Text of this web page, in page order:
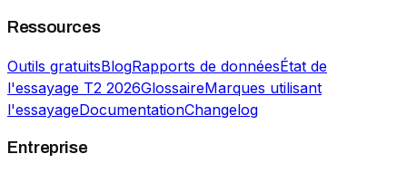
Ressources
Outils gratuitsBlogRapports de donnéesÉtat de
l'essayage T2 2026GlossaireMarques utilisant
l'essayageDocumentationChangelog
Entreprise